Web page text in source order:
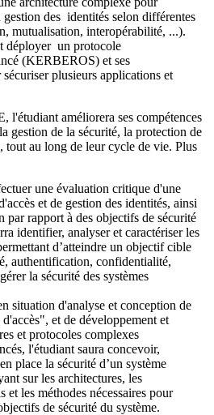
des identités selon différentes
mutualisation, interopérabilité, ...).
déployer un protocole
(KERBEROS) et ses
plusieurs applications et
l'étudiant améliorera ses compétences
gestion de la sécurité, la protection de
tout au long de leur cycle de vie. Plus
une évaluation critique d'une
et de gestion des identités, ainsi
par rapport à des objectifs de sécurité
identifier, analyser et caractériser les
d’atteindre un objectif cible
authentification, confidentialité,
la sécurité des systèmes
situation d'analyse et conception de
et de développement et
et protocoles complexes
l'étudiant saura concevoir,
place la sécurité d’un système
sur les architectures, les
et les méthodes nécessaires pour
de sécurité du système.